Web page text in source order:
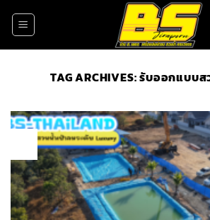
TAG ARCHIVES:รับออกแบบส